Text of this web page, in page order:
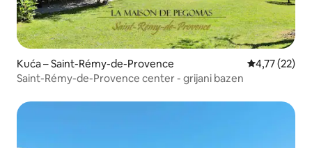
Kuća – Saint-Rémy-de-Provence Prosječna
4,77 (22)
Saint-Rémy-de-Provence center - grijani bazen